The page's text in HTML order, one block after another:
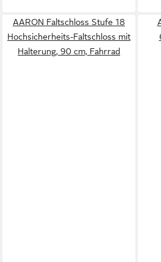
AARON Faltschloss Stufe 18
Hochsicherheits-Faltschloss mit
Halterung, 90 cm, Fahrrad